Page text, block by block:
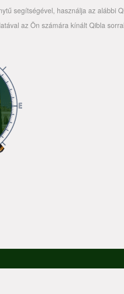
segítségével, használja az alábbi
az Ön számára kínált Qibla